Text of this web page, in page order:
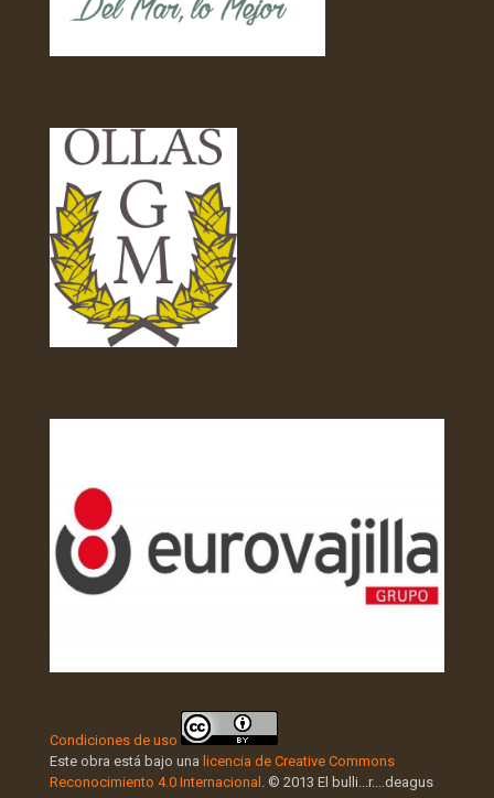
Condiciones de uso
Este obra está bajo una licencia de Creative Commons
Reconocimiento 4.0 Internacional
. © 2013 El bulli...r....deagus